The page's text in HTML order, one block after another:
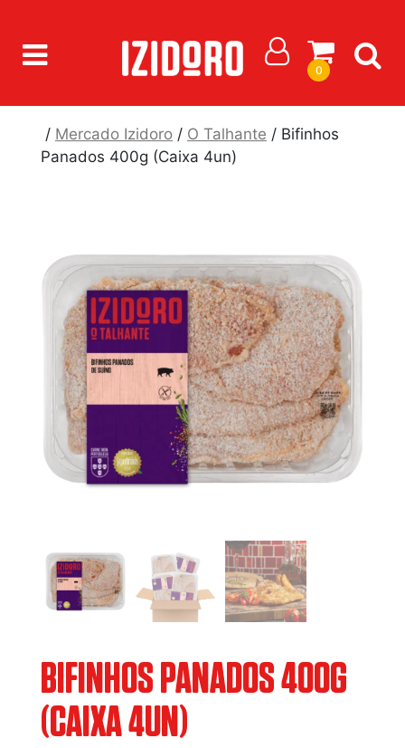
0
/ Mercado Izidoro / O Talhante / Bifinhos
Panados 400g (Caixa 4un)
BIFINHOS PANADOS 400G
(CAIXA 4UN)